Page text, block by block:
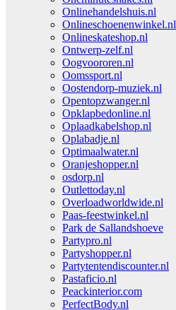
Onlinehandelshuis.nl
Onlineschoenenwinkel.nl
Onlineskateshop.nl
Ontwerp-zelf.nl
Oogvoororen.nl
Oomssport.nl
Oostendorp-muziek.nl
Opentopzwanger.nl
Opklapbedonline.nl
Oplaadkabelshop.nl
Oplabadje.nl
Optimaalwater.nl
Oranjeshopper.nl
osdorp.nl
Outlettoday.nl
Overloadworldwide.nl
Paas-feestwinkel.nl
Park de Sallandshoeve
Partypro.nl
Partyshopper.nl
Partytentendiscounter.nl
Pastaficio.nl
Peackinterior.com
PerfectBody.nl